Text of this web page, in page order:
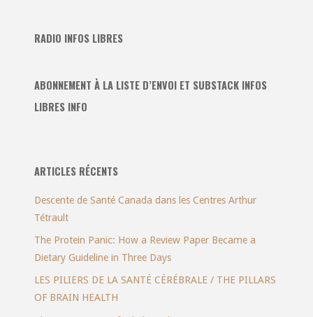
RADIO INFOS LIBRES
ABONNEMENT À LA LISTE D’ENVOI ET SUBSTACK INFOS
LIBRES INFO
ARTICLES RÉCENTS
Descente de Santé Canada dans les Centres Arthur
Tétrault
The Protein Panic: How a Review Paper Became a
Dietary Guideline in Three Days
LES PILIERS DE LA SANTÉ CÉRÉBRALE / THE PILLARS
OF BRAIN HEALTH